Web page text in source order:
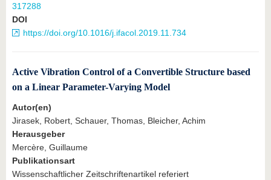
317288
DOI
https://doi.org/10.1016/j.ifacol.2019.11.734
Active Vibration Control of a Convertible Structure based
on a Linear Parameter-Varying Model
Autor(en)
Jirasek, Robert, Schauer, Thomas, Bleicher, Achim
Herausgeber
Mercère, Guillaume
Publikationsart
Wissenschaftlicher Zeitschriftenartikel referiert